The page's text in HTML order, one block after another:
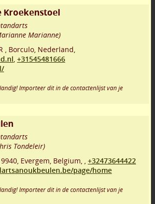
Kroekenstoel
Marianne)
Borculo Nederland,
+31545481666
Importeer dit in de contactenlijst van je
Tondeleir)
9940 Evergem Belgium,
+32473644422
page/home
Importeer dit in de contactenlijst van je